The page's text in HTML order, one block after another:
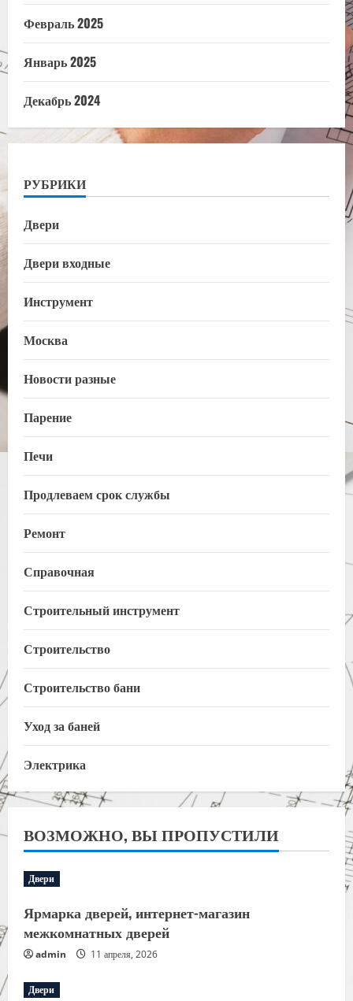
Февраль 2025
Январь 2025
Декабрь 2024
РУБРИКИ
Двери
Двери входные
Инструмент
Москва
Новости разные
Парение
Печи
Продлеваем срок службы
Ремонт
Справочная
Строительный инструмент
Строительство
Строительство бани
Уход за баней
Электрика
ВОЗМОЖНО, ВЫ ПРОПУСТИЛИ
Двери
Ярмарка дверей, интернет-магазин
межкомнатных дверей
admin 11 апреля, 2026
Двери